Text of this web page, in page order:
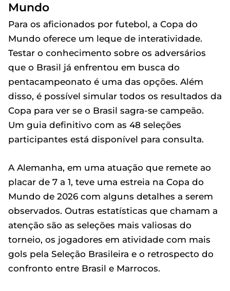
Mundo
Para os aficionados por futebol, a Copa do
Mundo oferece um leque de interatividade.
Testar o conhecimento sobre os adversários
que o Brasil já enfrentou em busca do
pentacampeonato é uma das opções. Além
disso, é possível simular todos os resultados da
Copa para ver se o Brasil sagra-se campeão.
Um guia definitivo com as 48 seleções
participantes está disponível para consulta.
A Alemanha, em uma atuação que remete ao
placar de 7 a 1, teve uma estreia na Copa do
Mundo de 2026 com alguns detalhes a serem
observados. Outras estatísticas que chamam a
atenção são as seleções mais valiosas do
torneio, os jogadores em atividade com mais
gols pela Seleção Brasileira e o retrospecto do
confronto entre Brasil e Marrocos.